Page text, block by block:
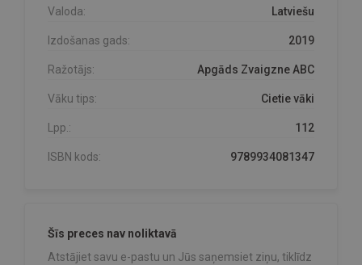
Valoda: Latviešu
Izdošanas gads: 2019
Ražotājs: Apgāds Zvaigzne ABC
Vāku tips: Cietie vāki
Lpp.: 112
ISBN kods: 9789934081347
Šīs preces nav noliktavā
Atstājiet savu e-pastu un Jūs saņemsiet ziņu, tiklīdz